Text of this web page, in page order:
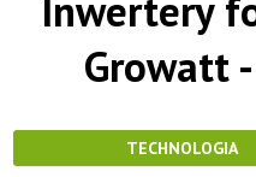
Growatt
TECHNOLOGIA